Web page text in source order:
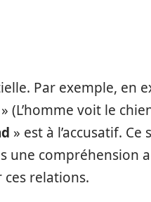
Par exemple, en
» (L’homme voit le
» est à l’accusatif. Ce
une compréhension
relations.